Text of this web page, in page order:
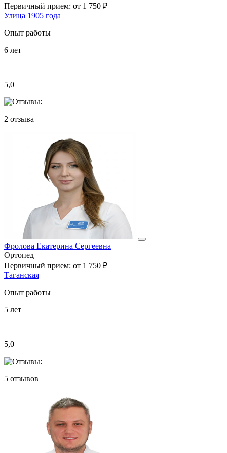
Первичный прием: от 1 750 ₽
Улица 1905 года
Опыт работы
6 лет
5,0
2 отзыва
Фролова Екатерина Сергеевна
Ортопед
Первичный прием: от 1 750 ₽
Таганская
Опыт работы
5 лет
5,0
5 отзывов